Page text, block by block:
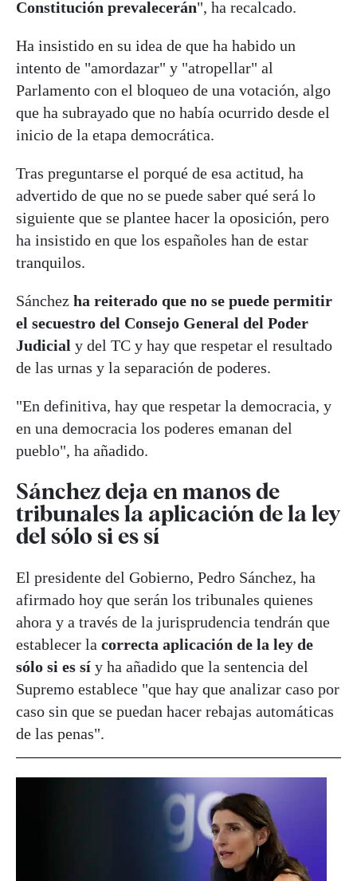
Constitución prevalecerán", ha recalcado.
Ha insistido en su idea de que ha habido un
intento de "amordazar" y "atropellar" al
Parlamento con el bloqueo de una votación, algo
que ha subrayado que no había ocurrido desde el
inicio de la etapa democrática.
Tras preguntarse el porqué de esa actitud, ha
advertido de que no se puede saber qué será lo
siguiente que se plantee hacer la oposición, pero
ha insistido en que los españoles han de estar
tranquilos.
Sánchez ha reiterado que no se puede permitir
el secuestro del Consejo General del Poder
Judicial y del TC y hay que respetar el resultado
de las urnas y la separación de poderes.
"En definitiva, hay que respetar la democracia, y
en una democracia los poderes emanan del
pueblo", ha añadido.
Sánchez deja en manos de
tribunales la aplicación de la ley
del sólo si es sí
El presidente del Gobierno, Pedro Sánchez, ha
afirmado hoy que serán los tribunales quienes
ahora y a través de la jurisprudencia tendrán que
establecer la correcta aplicación de la ley de
sólo si es sí y ha añadido que la sentencia del
Supremo establece "que hay que analizar caso por
caso sin que se puedan hacer rebajas automáticas
de las penas".